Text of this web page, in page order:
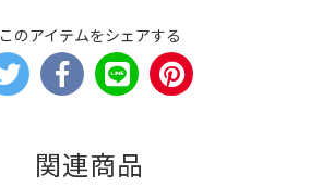
このアイテムをシェアする
関連商品